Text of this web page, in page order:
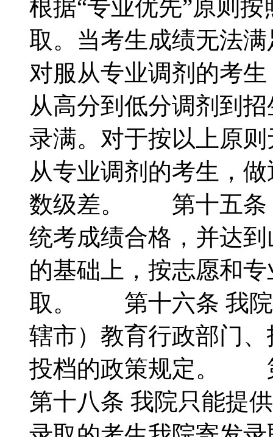
根据“专业优先”原则
取。当考生成绩无法
对服从专业调剂的考
从高分到低分调剂到
录满。对于按以上原
从专业调剂的考生，
数级差。 第十五条
统考成绩合格，并达
的基础上，按志愿和
取。 第十六条 我院
辖市）教育行政部门
投档的政策规定。
第十八条 我院只能